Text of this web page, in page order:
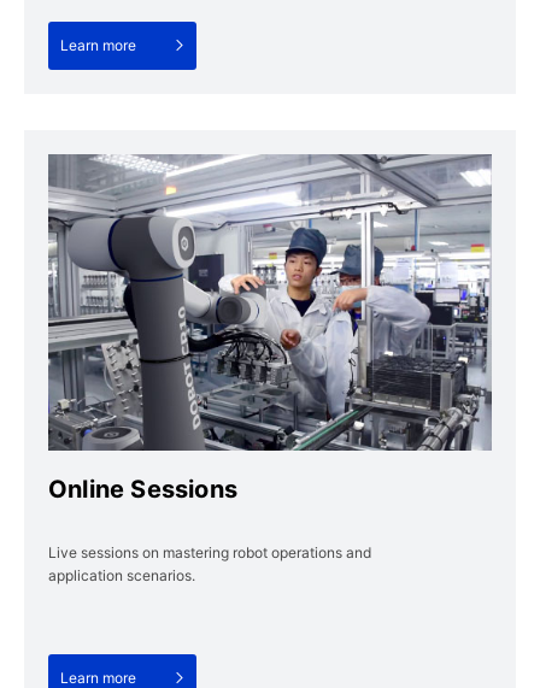
Learn more
Online Sessions
Live sessions on mastering robot operations and
application scenarios.
Learn more